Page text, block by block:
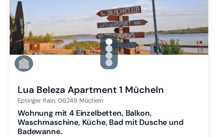
gallery.slide_selector
Zu Slide 1 wechseln
Zu Slide 2 wechseln
Zu Slide 3 wechseln
Zu Slide 4 wechseln
Lua Beleza Apartment 1 Mücheln
Eptinger Rain, 06249 Mücheln
Wohnung mit 4 Einzelbetten, Balkon,
Waschmaschine, Küche, Bad mit Dusche und
Badewanne.